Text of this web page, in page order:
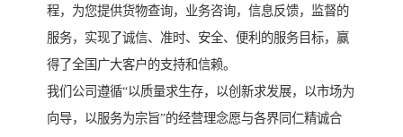
程，为您提供货物查询，业务咨询，信息反馈，监督的
服务，实现了诚信、准时、安全、便利的服务目标，赢
得了全国广大客户的支持和信赖。
我们公司遵循“以质量求生存，以创新求发展，以市场为
向导，以服务为宗旨”的经营理念愿与各界同仁精诚合